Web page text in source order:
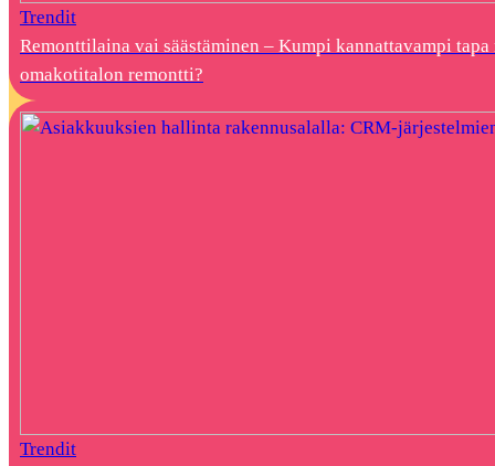
Trendit
Remonttilaina vai säästäminen – Kumpi kannattavampi tapa
omakotitalon remontti?
Trendit